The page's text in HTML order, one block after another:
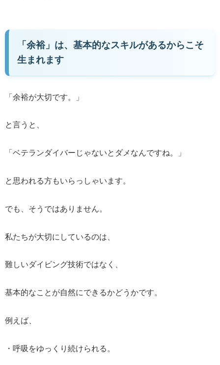
「余裕」は、基本的なスキルがあるからこそ
生まれます
「余裕が大切です。」
と言うと、
「ベテランダイバーじゃないとダメなんですね。」
と思われる方もいらっしゃいます。
でも、そうではありません。
私たちが大切にしているのは、
難しいダイビング技術ではなく、
基本的なことが自然にできるかどうかです。
例えば、
・呼吸をゆっくり続けられる。